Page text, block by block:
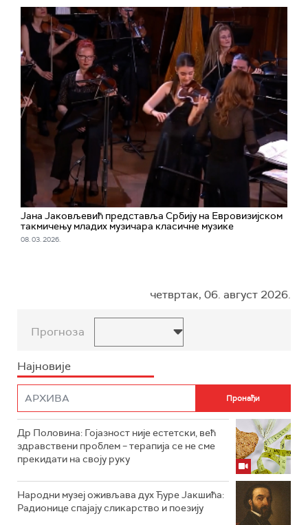
Јана Јаковљевић представља Србију на Евровизијском
такмичењу младих музичара класичне музике
08. 03. 2026.
четвртак, 06. август 2026.
Прогноза
Најновије
Др Половина: Гојазност није естетски, већ
здравствени проблем – терапија се не сме
прекидати на своју руку
Народни музеј оживљава дух Ђуре Јакшића:
Радионице спајају сликарство и поезију